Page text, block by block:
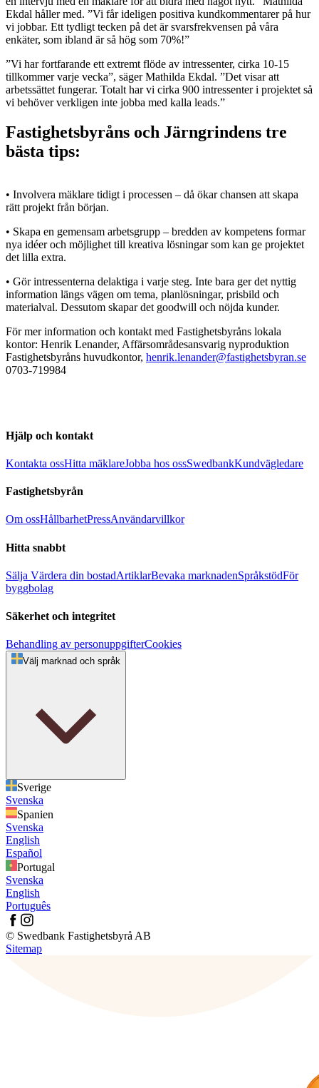
Ekdal håller med. ”Vi får ideligen positiva kundkommentarer på hur
vi jobbar. Ett tydligt tecken på det är svarsfrekvensen på våra
enkäter, som ibland är så hög som 70%!”
”Vi har fortfarande ett extremt flöde av intressenter, cirka 10-15
tillkommer varje vecka”, säger Mathilda Ekdal. ”Det visar att
arbetssättet fungerar. Totalt har vi cirka 900 intressenter i projektet så
vi behöver verkligen inte jobba med kalla leads.”
Fastighetsbyråns och Järngrindens tre
bästa tips:
• Involvera mäklare tidigt i processen – då ökar chansen att skapa
rätt projekt från början.
• Skapa en gemensam arbetsgrupp – bredden av kompetens formar
nya idéer och möjlighet till kreativa lösningar som kan ge projektet
det lilla extra.
• Gör intressenterna delaktiga i varje steg. Inte bara ger det nyttig
information längs vägen om tema, planlösningar, prisbild och
materialval. Dessutom skapar det goodwill och nöjda kunder.
För mer information och kontakt med Fastighetsbyråns lokala
kontor: Henrik Lenander, Affärsområdesansvarig nyproduktion
Fastighetsbyråns huvudkontor, henrik.lenander@fastighetsbyran.se
0703-719984
Hjälp och kontakt
Kontakta ossHitta mäklareJobba hos ossSwedbankKundvägledare
Fastighetsbyrån
Om ossHållbarhetPressAnvändarvillkor
Hitta snabbt
Sälja Värdera din bostadArtiklarBevaka marknadenSpråkstödFör
byggbolag
Säkerhet och integritet
Behandling av personuppgifterCookies
Välj marknad och språk
Sverige
Svenska
Spanien
Svenska
English
Español
Portugal
Svenska
English
Português
© Swedbank Fastighetsbyrå AB
Sitemap